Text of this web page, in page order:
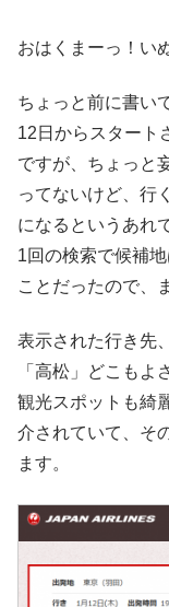
おはくまーっ！い
ちょっと前に書い
12日からスタート
ですが、ちょっと
ってないけど、行
になるというあれ
1回の検索で候補
ことだったので、
表示された行き先
「高松」どこもよ
観光スポットも綺
介されていて、そ
ます。